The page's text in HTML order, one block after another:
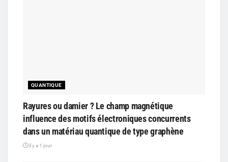
QUANTIQUE
Rayures ou damier ? Le champ magnétique
influence des motifs électroniques concurrents
dans un matériau quantique de type graphène
il y a 1 jour